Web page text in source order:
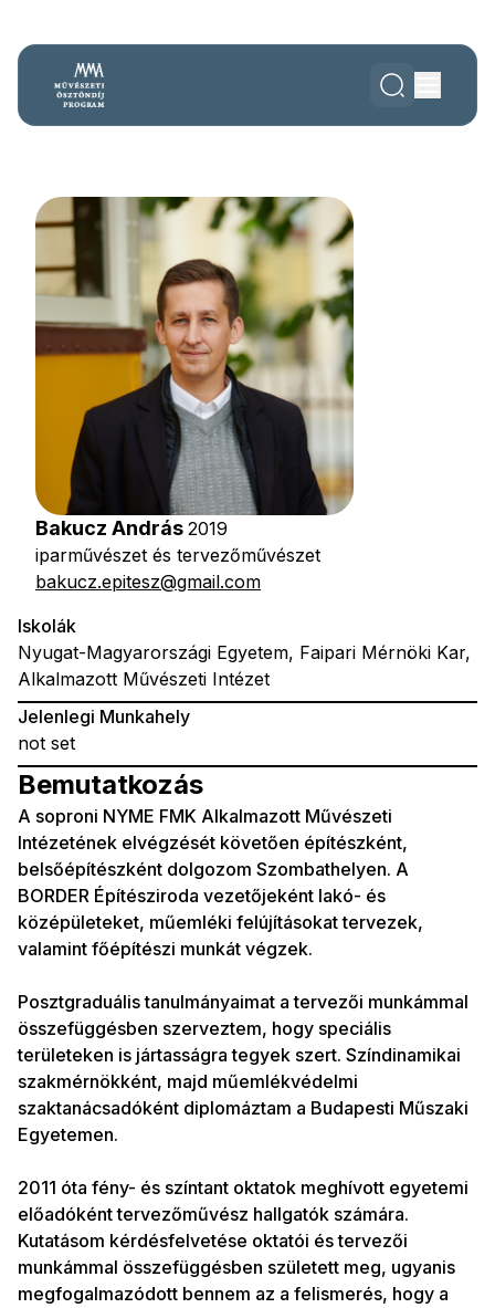
Bakucz András 2019
iparművészet és tervezőművészet
bakucz.epitesz@gmail.com
Bemutatkozás
A soproni NYME FMK Alkalmazott Művészeti
Intézetének elvégzését követően építészként,
belsőépítészként dolgozom Szombathelyen. A
BORDER Építésziroda vezetőjeként lakó- és
középületeket, műemléki felújításokat tervezek,
valamint főépítészi munkát végzek.
Posztgraduális tanulmányaimat a tervezői munkámmal
összefüggésben szerveztem, hogy speciális
területeken is jártasságra tegyek szert. Színdinamikai
szakmérnökként, majd műemlékvédelmi
szaktanácsadóként diplomáztam a Budapesti Műszaki
Egyetemen.
2011 óta fény- és színtant oktatok meghívott egyetemi
előadóként tervezőművész hallgatók számára.
Kutatásom kérdésfelvetése oktatói és tervezői
munkámmal összefüggésben született meg, ugyanis
megfogalmazódott bennem az a felismerés, hogy a
Iskolák
Nyugat-Magyarországi Egyetem, Faipari Mérnöki Kar,
Alkalmazott Művészeti Intézet
Jelenlegi Munkahely
not set